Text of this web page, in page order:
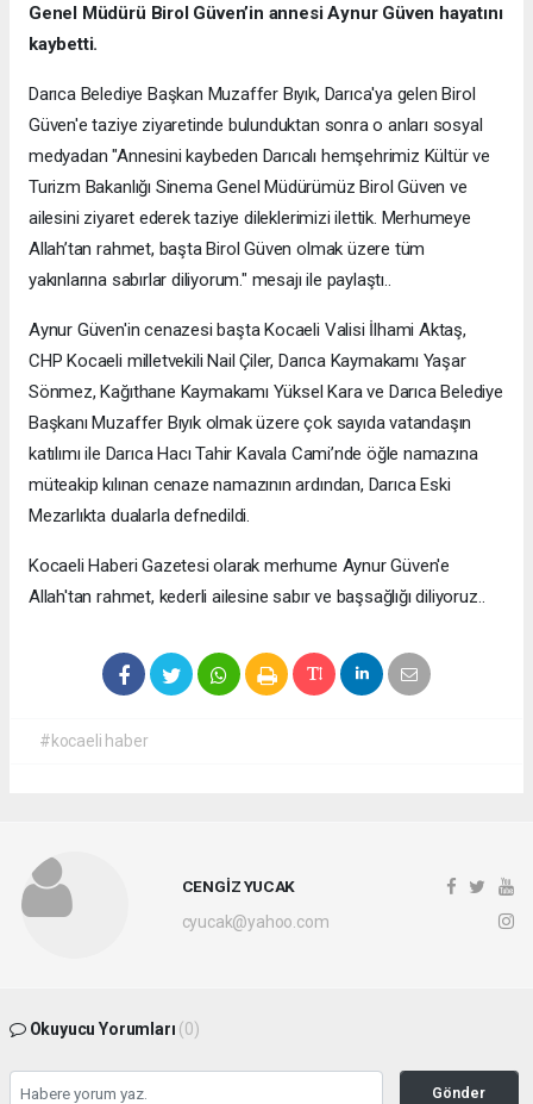
Genel Müdürü Birol Güven’in annesi Aynur Güven hayatını
kaybetti.
Darıca Belediye Başkan Muzaffer Bıyık, Darıca'ya gelen Birol
Güven'e taziye ziyaretinde bulunduktan sonra o anları sosyal
medyadan "Annesini kaybeden Darıcalı hemşehrimiz Kültür ve
Turizm Bakanlığı Sinema Genel Müdürümüz Birol Güven ve
ailesini ziyaret ederek taziye dileklerimizi ilettik. Merhumeye
Allah’tan rahmet, başta Birol Güven olmak üzere tüm
yakınlarına sabırlar diliyorum." mesajı ile paylaştı..
Aynur Güven'in cenazesi başta Kocaeli Valisi İlhami Aktaş,
CHP Kocaeli milletvekili Nail Çiler, Darıca Kaymakamı Yaşar
Sönmez, Kağıthane Kaymakamı Yüksel Kara ve Darıca Belediye
Başkanı Muzaffer Bıyık olmak üzere çok sayıda vatandaşın
katılımı ile Darıca Hacı Tahir Kavala Cami’nde öğle namazına
müteakip kılınan cenaze namazının ardından, Darıca Eski
Mezarlıkta dualarla defnedildi.
Kocaeli Haberi Gazetesi olarak merhume Aynur Güven'e
Allah'tan rahmet, kederli ailesine sabır ve başsağlığı diliyoruz..
#kocaeli haber
CENGİZ YUCAK
cyucak@yahoo.com
Okuyucu Yorumları (0)
Gönder